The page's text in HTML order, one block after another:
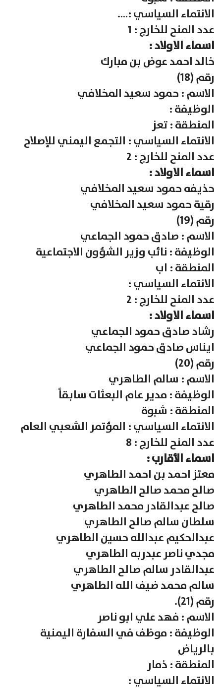
الانتماء السياسي :….
عدد المنح للخارج : 1
اسماء الاولاد :
خالد احمد عوض بن مبارك
رقم (18)
الاسم : حمود سعيد المخلافي
الوظيفة :
المنطقة : تعز
الانتماء السياسي : التجمع اليمني للإصلاح
عدد المنح للخارج : 2
اسماء الاولاد :
حذيفه حمود سعيد المخلافي
رقية حمود سعيد المخلافي
رقم (19)
الاسم : صادق حمود الجماعي
الوظيفة : نائب وزير الشؤون الاجتماعية
المنطقة : اب
الانتماء السياسي :
عدد المنح للخارج : 2
اسماء الاولاد :
رشاد صادق حمود الجماعي
ايناس صادق حمود الجماعي
رقم (20)
الاسم : سالم الطاهري
الوظيفة : مدير عام البعثات سابقاً
المنطقة : شبوة
الانتماء السياسي : المؤتمر الشعبي العام
عدد المنح للخارج : 8
اسماء الأقارب :
معتز احمد بن احمد الطاهري
صالح محمد صالح الطاهري
صالح عبدالقادر محمد الطاهري
سلطان سالم صالح الطاهري
عبدالحكيم عبدالله حسين الطاهري
مجدي ناصر عبدربه الطاهري
عبدالقادر سالم صالح الطاهري
سالم محمد ضيف الله الطاهري
رقم (21).
الاسم : فهد علي ابو ناصر
الوظيفة : موظف في السفارة اليمنية
بالرياض
المنطقة : ذمار
الانتماء السياسي :